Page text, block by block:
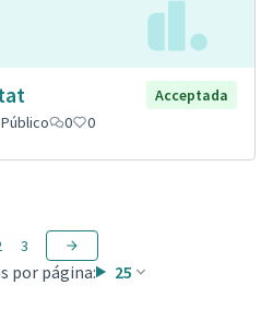
Acceptada
0 0
por página: 25
3